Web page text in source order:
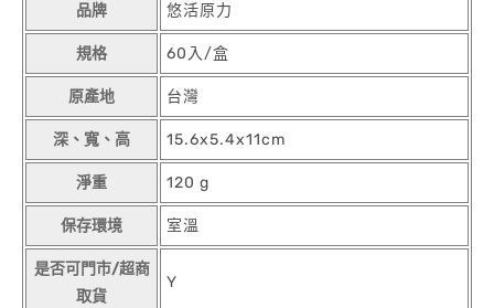
品牌 悠活原力
規格 60入/盒
原產地 台灣
深、寬、高 15.6x5.4x11cm
淨重 120 g
保存環境 室溫
是否可門市/超商
取貨
Y